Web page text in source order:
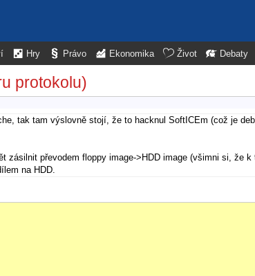
Hry Právo Ekonomika Život Debaty
protokolu)
tak tam výslovně stojí, že to hacknul SoftICEm (což je
zásilnit převodem floppy image->HDD image (všimni si, že
na HDD.